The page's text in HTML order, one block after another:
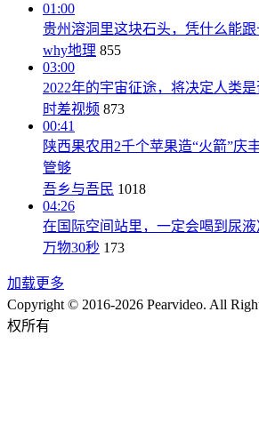
01:00
贵州溶洞里这块石头，凭什么能跟
why地理 855
03:00
2022年的宇宙征途，将决定人类
时差视频 873
00:41
陕西果农用2千个苹果造“火箭”庆
管够
吾乡与吾民 1018
04:26
在国际空间站里，一定会喝到尿液
万物30秒 173
加载更多
Copyright © 2016-2026 Pearvideo. All
权所有